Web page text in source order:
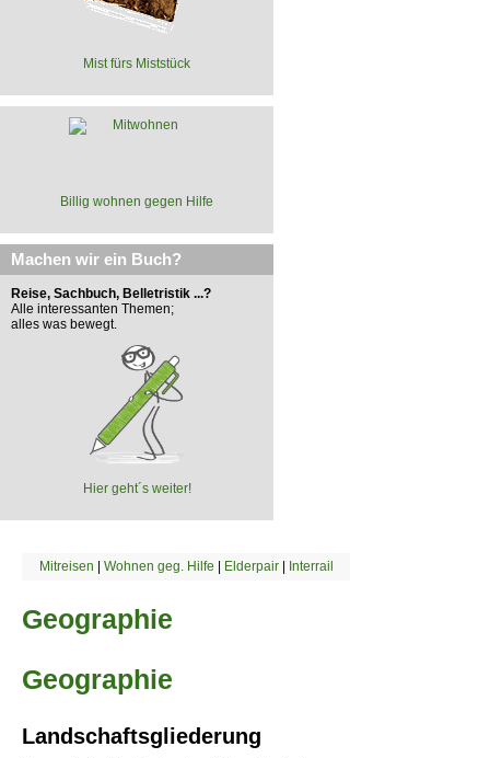
Mist fürs Miststück
Billig wohnen gegen Hilfe
Machen wir ein Buch?
Reise, Sachbuch, Belletristik ...?
Alle interessanten Themen;
alles was bewegt.
Hier geht´s weiter!
Mitreisen | Wohnen geg. Hilfe | Elderpair| Interrail
Geographie
Geographie
Landschaftsgliederung